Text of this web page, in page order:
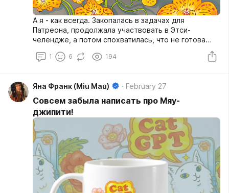
А я - как всегда. Закопалась в задачах для
Патреона, продолжала участвовать в Этси-
челендже, а потом спохватилась, что не готова
мартовская открытка! А на дворе - он самый! Март!
Дорисовала в субботу, хотя вообще-то (опять и
1 6 194
Яна Франк (Miu Mau) February 27
Совсем забыла написать про Мяу-
джипити!